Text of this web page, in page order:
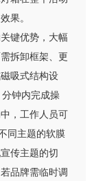
果。
键优势，大幅
拆卸框架、更
吸式结构设
钟内完成操
，工作人员可
同主题的软膜
传主题的切
品牌需临时调